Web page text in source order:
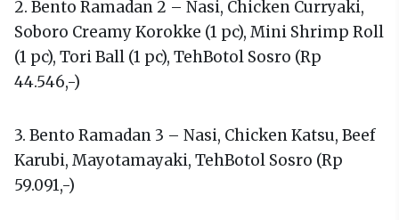
2. Bento Ramadan 2 – Nasi, Chicken Curryaki,
Soboro Creamy Korokke (1 pc), Mini Shrimp Roll
(1 pc), Tori Ball (1 pc), TehBotol Sosro (Rp
44.546,-)
3. Bento Ramadan 3 – Nasi, Chicken Katsu, Beef
Karubi, Mayotamayaki, TehBotol Sosro (Rp
59.091,-)